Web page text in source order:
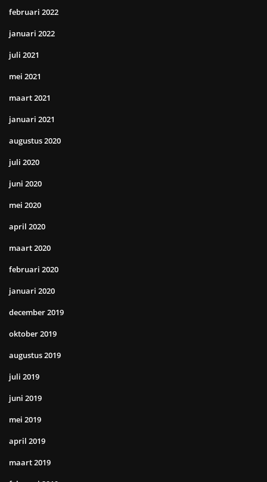
februari 2022
januari 2022
juli 2021
mei 2021
maart 2021
januari 2021
augustus 2020
juli 2020
juni 2020
mei 2020
april 2020
maart 2020
februari 2020
januari 2020
december 2019
oktober 2019
augustus 2019
juli 2019
juni 2019
mei 2019
april 2019
maart 2019